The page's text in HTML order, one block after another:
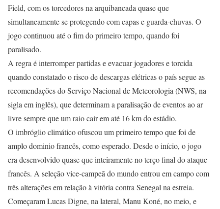
Field, com os torcedores na arquibancada quase que
simultaneamente se protegendo com capas e guarda-chuvas. O
jogo continuou até o fim do primeiro tempo, quando foi
paralisado.
A regra é interromper partidas e evacuar jogadores e torcida
quando constatado o risco de descargas elétricas o país segue as
recomendações do Serviço Nacional de Meteorologia (NWS, na
sigla em inglês), que determinam a paralisação de eventos ao ar
livre sempre que um raio cair em até 16 km do estádio.
O imbróglio climático ofuscou um primeiro tempo que foi de
amplo dominio francês, como esperado. Desde o início, o jogo
era desenvolvido quase que inteiramente no terço final do ataque
francês. A seleção vice-campeã do mundo entrou em campo com
três alterações em relação à vitória contra Senegal na estreia.
Começaram Lucas Digne, na lateral, Manu Koné, no meio, e